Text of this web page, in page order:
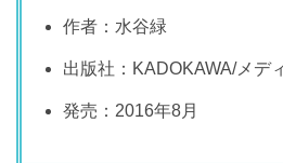
作者：水谷緑
出版社：KADOKAWA/メデ
発売：2016年8月